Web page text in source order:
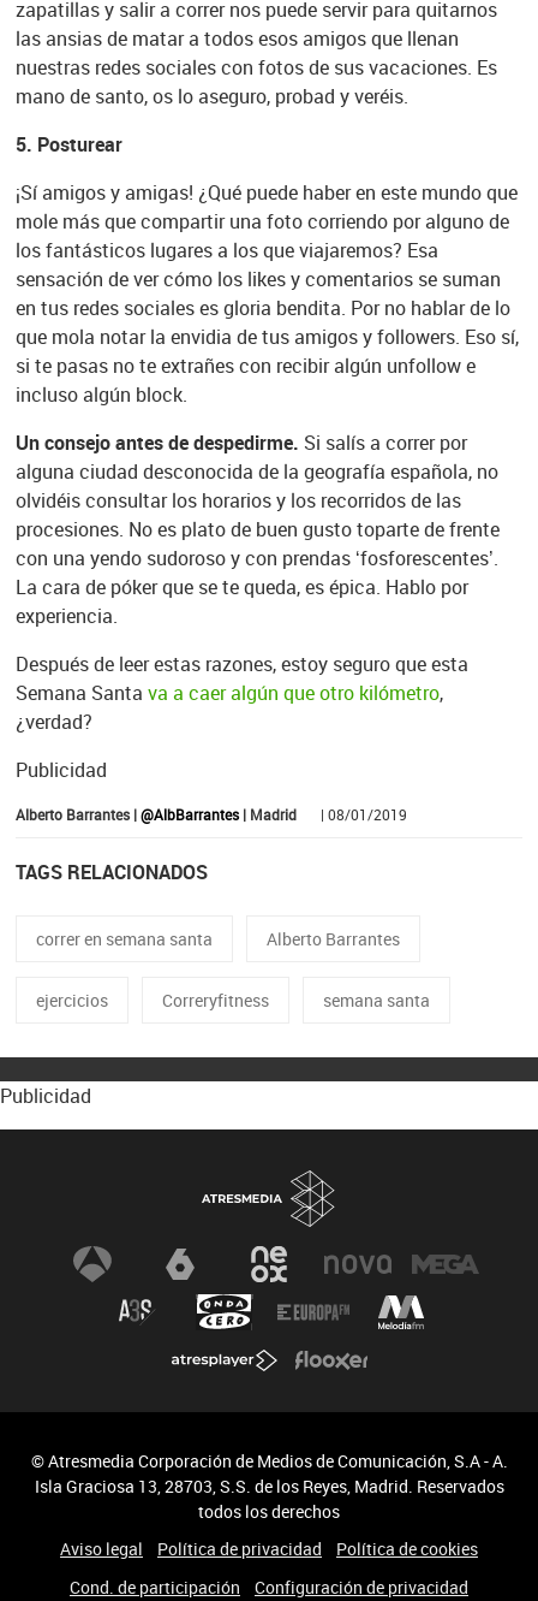
zapatillas y salir a correr nos puede servir para quitarnos
las ansias de matar a todos esos amigos que llenan
nuestras redes sociales con fotos de sus vacaciones. Es
mano de santo, os lo aseguro, probad y veréis.
5. Posturear
¡Sí amigos y amigas! ¿Qué puede haber en este mundo que
mole más que compartir una foto corriendo por alguno de
los fantásticos lugares a los que viajaremos? Esa
sensación de ver cómo los likes y comentarios se suman
en tus redes sociales es gloria bendita. Por no hablar de lo
que mola notar la envidia de tus amigos y followers. Eso sí,
si te pasas no te extrañes con recibir algún unfollow e
incluso algún block.
Un consejo antes de despedirme. Si salís a correr por
alguna ciudad desconocida de la geografía española, no
olvidéis consultar los horarios y los recorridos de las
procesiones. No es plato de buen gusto toparte de frente
con una yendo sudoroso y con prendas ‘fosforescentes’.
La cara de póker que se te queda, es épica. Hablo por
experiencia.
Después de leer estas razones, estoy seguro que esta
Semana Santa va a caer algún que otro kilómetro,
¿verdad?
Publicidad
Alberto Barrantes |@AlbBarrantes| Madrid | 08/01/2019
TAGS RELACIONADOS
correr en semana santa Alberto Barrantes
ejercicios Correryfitness semana santa
Publicidad
© Atresmedia Corporación de Medios de Comunicación, S.A - A.
Isla Graciosa 13, 28703, S.S. de los Reyes, Madrid. Reservados
todos los derechos
Aviso legal
Política de privacidad
Política de cookies
Cond. de participación
Configuración de privacidad